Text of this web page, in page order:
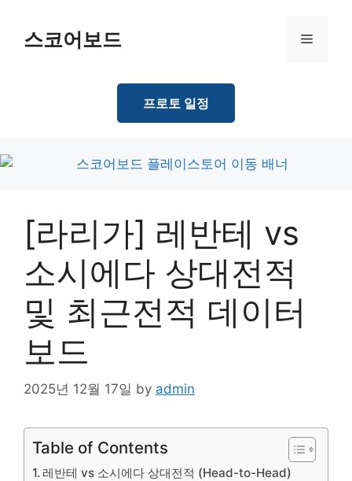
content스코어보드 Menu
프로토 일정
[라리가] 레반테 vs
소시에다 상대전적
및 최근전적 데이터
보드
2025년 12월 17일 by admin
Table of Contents
레반테 vs 소시에다 상대전적 (Head-to-Head)